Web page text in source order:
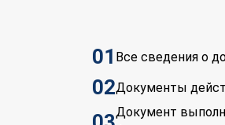
01 Все сведения о
02Документы
Документ